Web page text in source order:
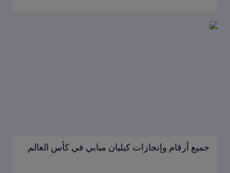
جميع أرقام وإنجازات كيليان مبابي في كأس العالم